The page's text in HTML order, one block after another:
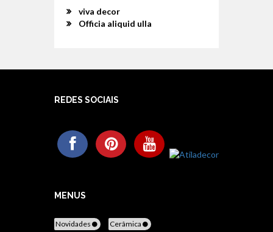
viva decor
Officia aliquid ulla
REDES SOCIAIS
MENUS
Novidades Cerâmica